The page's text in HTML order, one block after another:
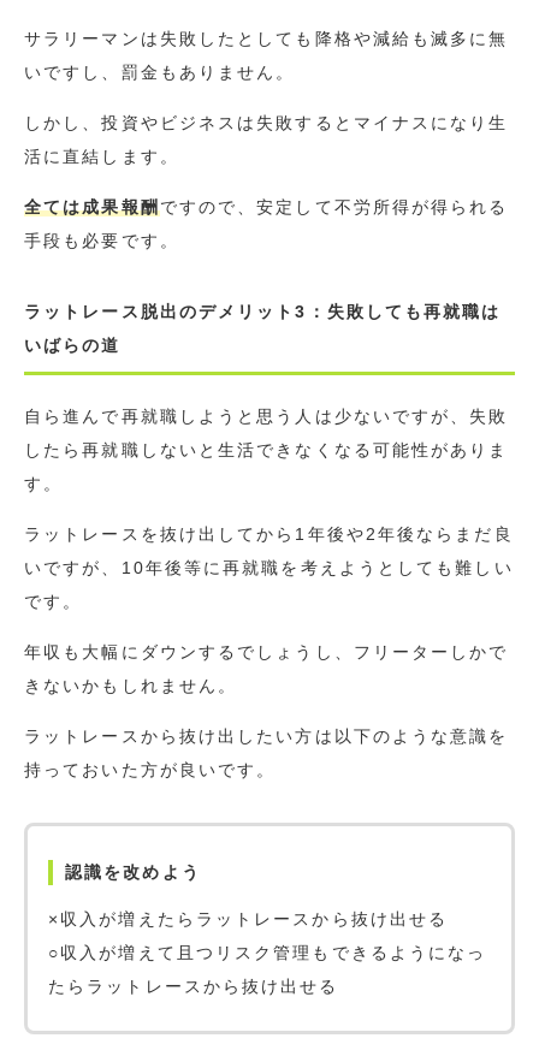
サラリーマンは失敗したとしても降格や減給も滅多に無
いですし、罰金もありません。
しかし、投資やビジネスは失敗するとマイナスになり生
活に直結します。
全ては成果報酬ですので、安定して不労所得が得られる
手段も必要です。
ラットレース脱出のデメリット3：失敗しても再就職は
いばらの道
自ら進んで再就職しようと思う人は少ないですが、失敗
したら再就職しないと生活できなくなる可能性がありま
す。
ラットレースを抜け出してから1年後や2年後ならまだ良
いですが、10年後等に再就職を考えようとしても難しい
です。
年収も大幅にダウンするでしょうし、フリーターしかで
きないかもしれません。
ラットレースから抜け出したい方は以下のような意識を
持っておいた方が良いです。
認識を改めよう
×収入が増えたらラットレースから抜け出せる
○収入が増えて且つリスク管理もできるようになっ
たらラットレースから抜け出せる